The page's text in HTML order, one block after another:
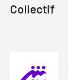
Collectif